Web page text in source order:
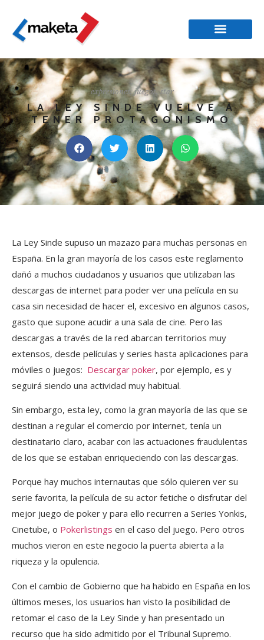
expresiones,juegos ,star
LA LEY SINDE VUELVE A
TENER PROTAGONISMO
La Ley Sinde supuso un mazazo para muchas personas en
España. En la gran mayoría de los casos este reglamento
dañó a muchos ciudadanos y usuarios que utilizaban las
descargas de internet para poder ver una película en su
casa sin necesidad de hacer el, excesivo en algunos casos,
gasto que supone acudir a una sala de cine. Pero las
descargas a través de la red abarcan territorios muy
extensos, desde películas y series hasta aplicaciones para
móviles o juegos: Descargar poker, por ejemplo, es y
seguirá siendo una actividad muy habitual.
Sin embargo, esta ley, como la gran mayoría de las que se
destinan a regular el comercio por internet, tenía un
destinatario claro, acabar con las actuaciones fraudulentas
de los que se estaban enriqueciendo con las descargas.
Porque hay muchos internautas que sólo quieren ver su
serie favorita, la película de su actor fetiche o disfrutar del
mejor juego de poker y para ello recurren a Series Yonkis,
Cinetube, o Pokerlistings en el caso del juego. Pero otros
muchos vieron en este negocio la puerta abierta a la
riqueza y la opulencia.
Con el cambio de Gobierno que ha habido en España en los
últimos meses, los usuarios han visto la posibilidad de
retomar el caso de la Ley Sinde y han presentado un
recurso que ha sido admitido por el Tribunal Supremo.